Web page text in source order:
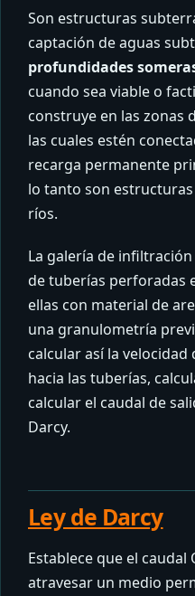
Son estructuras
captación de aguas
profundidades
cuando sea viable o
construye en las zonas
las cuales estén
recarga permanente
lo tanto son
ríos.
La galería de
de tuberías perforadas
ellas con material de
una granulometría
calcular así la
hacia las tuberías,
calcular el caudal de
Darcy.
Ley de Darcy
Establece que el caudal
atravesar un medio